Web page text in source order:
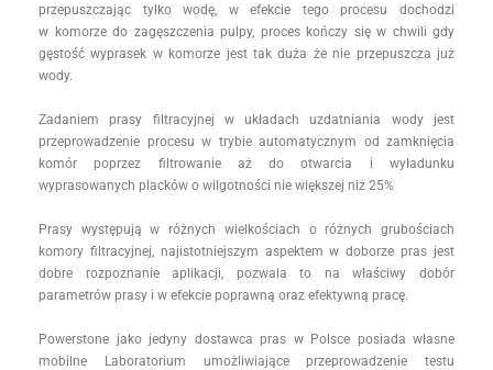
przepuszczając tylko wodę, w efekcie tego procesu dochodzi
w komorze do zagęszczenia pulpy, proces kończy się w chwili gdy
gęstość wyprasek w komorze jest tak duża że nie przepuszcza już
wody.
Zadaniem prasy filtracyjnej w układach uzdatniania wody jest
przeprowadzenie procesu w trybie automatycznym od zamknięcia
komór poprzez filtrowanie aż do otwarcia i wyładunku
wyprasowanych placków o wilgotności nie większej niż 25%
Prasy występują w różnych wielkościach o różnych grubościach
komory filtracyjnej, najistotniejszym aspektem w doborze pras jest
dobre rozpoznanie aplikacji, pozwala to na właściwy dobór
parametrów prasy i w efekcie poprawną oraz efektywną pracę.
Powerstone jako jedyny dostawca pras w Polsce posiada własne
mobilne Laboratorium umożliwiające przeprowadzenie testu